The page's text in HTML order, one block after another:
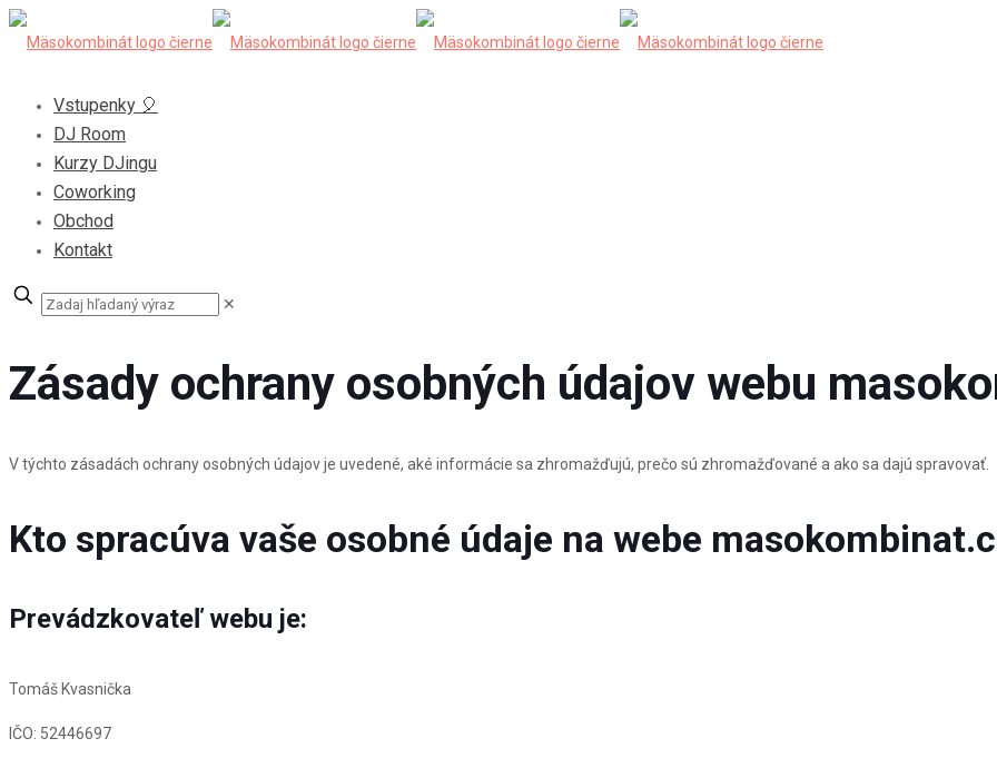
Vstupenky 🎈
DJ Room
Kurzy DJingu
Coworking
Obchod
Kontakt
✕
Zásady ochrany osobných údajov webu
V týchto zásadách ochrany osobných údajov je uvedené, aké informácie sa zhromažďujú, prečo sú zhromažďované a ako sa dajú spravovať.
Kto spracúva vaše osobné údaje na webe
Prevádzkovateľ webu je:
Tomáš Kvasnička
IČO: 52446697